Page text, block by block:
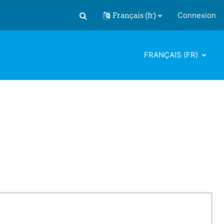
Activer/désactiver la saisie de
Français ‎(fr)‎ Connexion
FRANÇAIS ‎(FR)‎